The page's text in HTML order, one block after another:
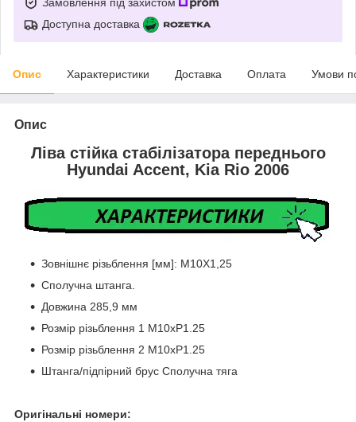
Доступна доставка
Опис Характеристики Доставка Оплата Умови
Опис
Ліва стійка стабілізатора переднього
Hyundai Accent, Kia Rio 2006
Зовнішнє різьблення [мм]: M10X1,25
Сполучна штанга.
Довжина 285,9 мм
Розмір різьблення 1 M10xP1.25
Розмір різьблення 2 M10xP1.25
Штанга/підпірний брус Сполучна тяга
Оригінальні номери: